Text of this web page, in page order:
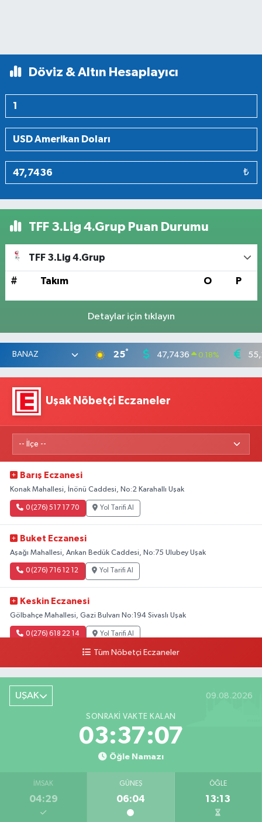
Döviz & Altın Hesaplayıcı
₺
TFF 3.Lig 4.Grup Puan Durumu
TFF 3.Lig 4.Grup
# Takım O P
Detaylar için tıklayın
25° 47,7436 0.18%
Uşak Nöbetçi Eczaneler
Barış Eczanesi
Konak Mahallesi, İnönü Caddesi, No:2 Karahallı Uşak
0 (276) 517 17 70 Yol Tarifi Al
Buket Eczanesi
Aşağı Mahallesi, Arıkan Bedük Caddesi, No:75 Ulubey Uşak
0 (276) 716 12 12 Yol Tarifi Al
Keskin Eczanesi
Gölbahçe Mahallesi, Gazi Bulvarı No:194 Sivaslı Uşak
0 (276) 618 22 14 Yol Tarifi Al
Cumhuriyet Mahallesi, Uğur Mumcu Caddesi No:134 A Merkez Uşak
0 (276) 216 80 90
Serkan Eczanesi
Kurtuluş Mahallesi, Hakkı Yağcı Caddesi No:7 B Merkez Uşak
Yol Tarifi Al
Cumhuriyet Mahallesi, Yüce Sokak No:17 A Merkez Uşak
Tüm Nöbetçi Eczaneler
UŞAK 09.08.2026
SONRAKI VAKTE KALAN
03:37:07
Öğle Namazı
İMSAK
04:29
GÜNEŞ
06:04
ÖĞLE
13:13